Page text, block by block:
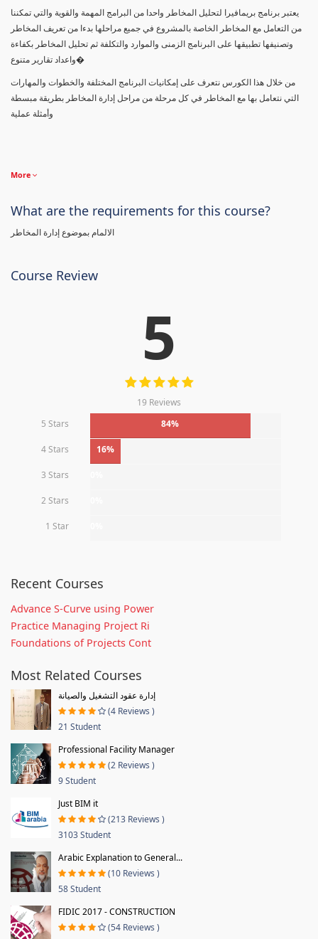
يعتبر برنامج بريمافيرا لتحليل المخاطر واحدا من البرامج المهمة والقوية والتي تمكننا
من التعامل مع المخاطر الخاصة بالمشروع في جميع مراحلها بدءا من تعريف المخاطر
وتصنيفها تطبيقها على البرنامج الزمنى والموارد والتكلفة ثم تحليل المخاطر بكفاءة
واعداد تقارير متنوع�
من خلال هذا الكورس نتعرف على إمكانيات البرنامج المختلفة والخطوات والمهارات
التي نتعامل بها مع المخاطر في كل مرحلة من مراحل إدارة المخاطر بطريقة مبسطة
وأمثلة عملية
More
What are the requirements for this course?
الالمام بموضوع إدارة المخاطر
Course Review
5
19 Reviews
5 Stars
84%
4 Stars 16%
3 Stars
2 Stars
1 Star
Recent Courses
Advance S-Curve using Power
Practice Managing Project Ri
Foundations of Projects Cont
Most Related Courses
إدارة عقود التشغيل والصيانة
(4 Reviews )
21 Student
Professional Facility Manager
(2 Reviews )
9 Student
Just BIM it
(213 Reviews )
3103 Student
Arabic Explanation to General...
(10 Reviews )
58 Student
FIDIC 2017 - CONSTRUCTION
(54 Reviews )